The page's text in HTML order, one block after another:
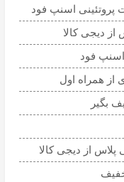
از همراه اول
بگیر